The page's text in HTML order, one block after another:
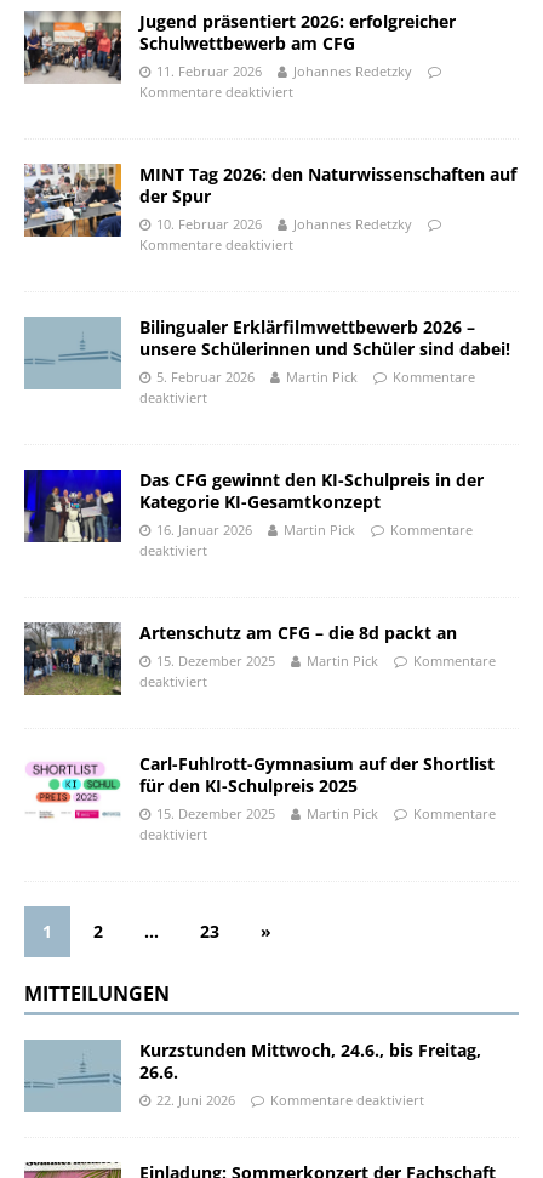
Jugend präsentiert 2026: erfolgreicher
Schulwettbewerb am CFG
11. Februar 2026
Johannes Redetzky
Kommentare deaktiviert
MINT Tag 2026: den Naturwissenschaften auf
der Spur
10. Februar 2026
Johannes Redetzky
Kommentare deaktiviert
Bilingualer Erklärfilmwettbewerb 2026 –
unsere Schülerinnen und Schüler sind dabei!
5. Februar 2026 Martin Pick
Kommentare
deaktiviert
Das CFG gewinnt den KI-Schulpreis in der
Kategorie KI-Gesamtkonzept
16. Januar 2026 Martin Pick
Kommentare
deaktiviert
Artenschutz am CFG – die 8d packt an
15. Dezember 2025 Martin Pick
Kommentare
deaktiviert
Carl-Fuhlrott-Gymnasium auf der Shortlist
für den KI-Schulpreis 2025
15. Dezember 2025 Martin Pick
Kommentare
deaktiviert
1 2 … 23 »
MITTEILUNGEN
Kurzstunden Mittwoch, 24.6., bis Freitag,
26.6.
22. Juni 2026 Kommentare deaktiviert
Einladung: Sommerkonzert der Fachschaft